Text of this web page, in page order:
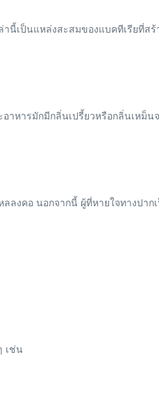
เป็นแหล่งสะสมของแบคทีเรียที่ส
หารมักมีกลิ่นเปรี้ยวหรือกลิ่นเหม็น
งคอ นอกจากนี้ ผู้ที่หายใจทางปาก
เช่น